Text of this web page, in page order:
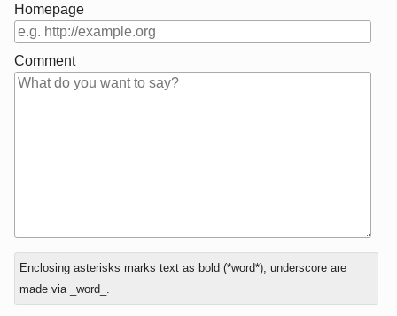
Homepage
Comment
In
reply
to
Enclosing asterisks marks text as bold (*word*), underscore are
made via _word_.